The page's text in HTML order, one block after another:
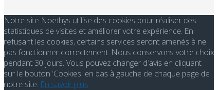
Notre site Noethys utilise des cookies pour réaliser des
statistiques de visites et améliorer votre expérience. En
refusant les cookies, certains services seront amenés à ne
pas fonctionner correctement. Nous conservons votre choix
pendant 30 jours. Vous pouvez changer d'avis en cliquant
sur le bouton 'Cookies' en bas à gauche de chaque page de
notre site. En savoir plus